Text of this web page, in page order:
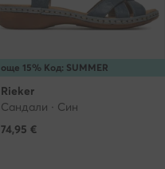
още 15% Код: SUMMER
Rieker
Сандали · Син
74,95 €